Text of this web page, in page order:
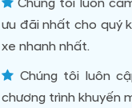
ưu đãi nhất cho quý
xe nhanh nhất.
Chúng tôi luôn
chương trình khuyến